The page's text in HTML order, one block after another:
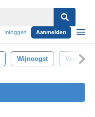
Inloggen Aanmelden
Wijnoogst